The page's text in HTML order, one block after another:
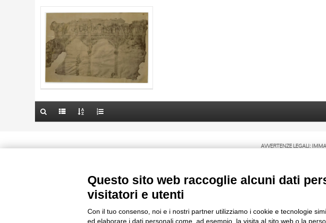
AUTORE
ARTISTA
MATERIA E TECNICA
DATA
10 RISULTATI
20 RISULTATI
TITOLO
AUTORE
ARTISTA
MATERIA E TECNICA
DATA
10 RISULTATI
20 RISULTATI
AVVERTENZE LEGALI:
Le immagini e le foto presenti in questo sito sono soggette alle norme sul diritto d’autore, legge 22 aprile
Questo sito web raccoglie alcuni dati
visitatori e utenti
Con il tuo consenso, noi e i nostri partner utilizziamo i cookie e tecnologie
ed elaborare i dati personali come, ad esempio, la visita al sito web o la